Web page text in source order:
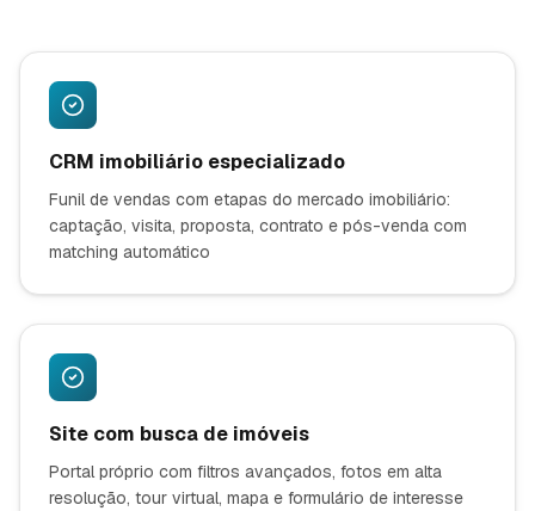
CRM imobiliário especializado
Funil de vendas com etapas do mercado imobiliário:
captação, visita, proposta, contrato e pós-venda com
matching automático
Site com busca de imóveis
Portal próprio com filtros avançados, fotos em alta
resolução, tour virtual, mapa e formulário de interesse